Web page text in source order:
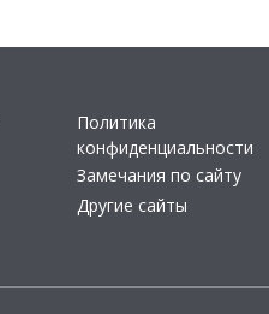
Политика
конфиденциальности
Замечания по сайту
Другие сайты